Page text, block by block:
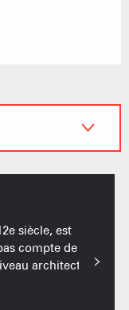
siècle, est
compte de
architectural